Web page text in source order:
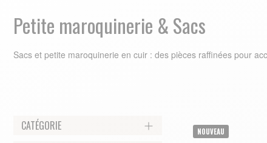
Petite maroquinerie & Sacs
Sacs et petite maroquinerie en cuir : des pièces raffinées pour
CATÉGORIE
NOUVEAU